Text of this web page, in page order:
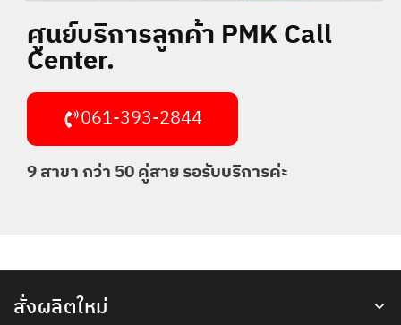
ศูนย์บริการลูกค้า PMK Call
Center.
061-393-2844
9 สาขา กว่า 50 คู่สาย รอรับบริการค่ะ
สั่งผลิตใหม่